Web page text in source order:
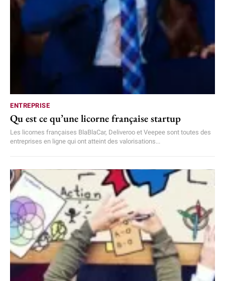
ENTREPRISE
Qu est ce qu’une licorne française startup
Les licornes françaises BlaBlaCar, Deliveroo et Veepee sont toutes des
entreprises en ligne qui ont atteint des valorisations...